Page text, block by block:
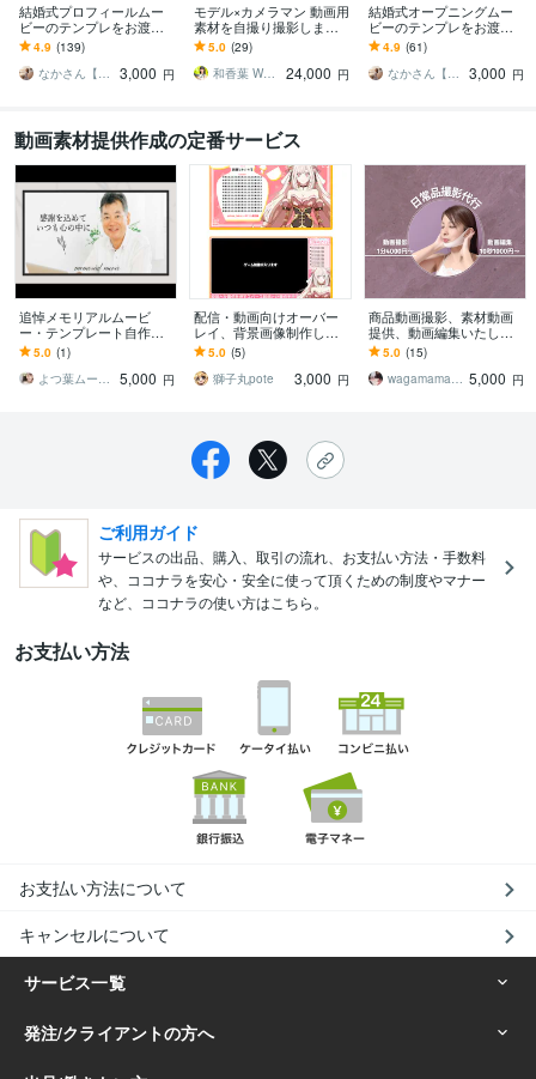
結婚式プロフィールムー
ビーのテンプレをお渡し
します 無料ツール「Canv
a」テンプレをお渡し、お
好きにアレンジ可
4.9 (139)
なかさん【Wedding Style】
3,000 円
モデル×カメラマン 動画用
素材を自撮り撮影します
TikTok・Insta・Youtubeに
使う動画素材提供
5.0 (29)
和香葉 Wakaba
24,000 円
結婚式オープニングムー
ビーのテンプレをお渡し
します 無料ツール「Canv
a」テンプレをお渡し、お
好きにアレンジ可
4.9 (61)
なかさん【Wedding Style】
3,000 円
動画素材提供作成の定番サービス
追悼メモリアルムービ
ー・テンプレート自作で
きます Canvaで作る故人
を偲ぶ、追悼スライドシ
ョーが簡単・手軽に
5.0 (1)
よつ葉ムービー
5,000 円
配信・動画向けオーバー
レイ、背景画像制作しま
す あなたに合った画面作
りをお手伝いします！
5.0 (5)
獅子丸pote
3,000 円
商品動画撮影、素材動画
提供、動画編集いたしま
す モデル商品撮影、日常
動画提供（顔出しあり、
なし）
5.0 (15)
wagamamaprincess 5,000 円
ご利用ガイド
サービスの出品、購入、取引の流れ、お支払い方法・手数料
や、ココナラを安心・安全に使って頂くための制度やマナー
など、ココナラの使い方はこちら。
お支払い方法
お支払い方法について
キャンセルについて